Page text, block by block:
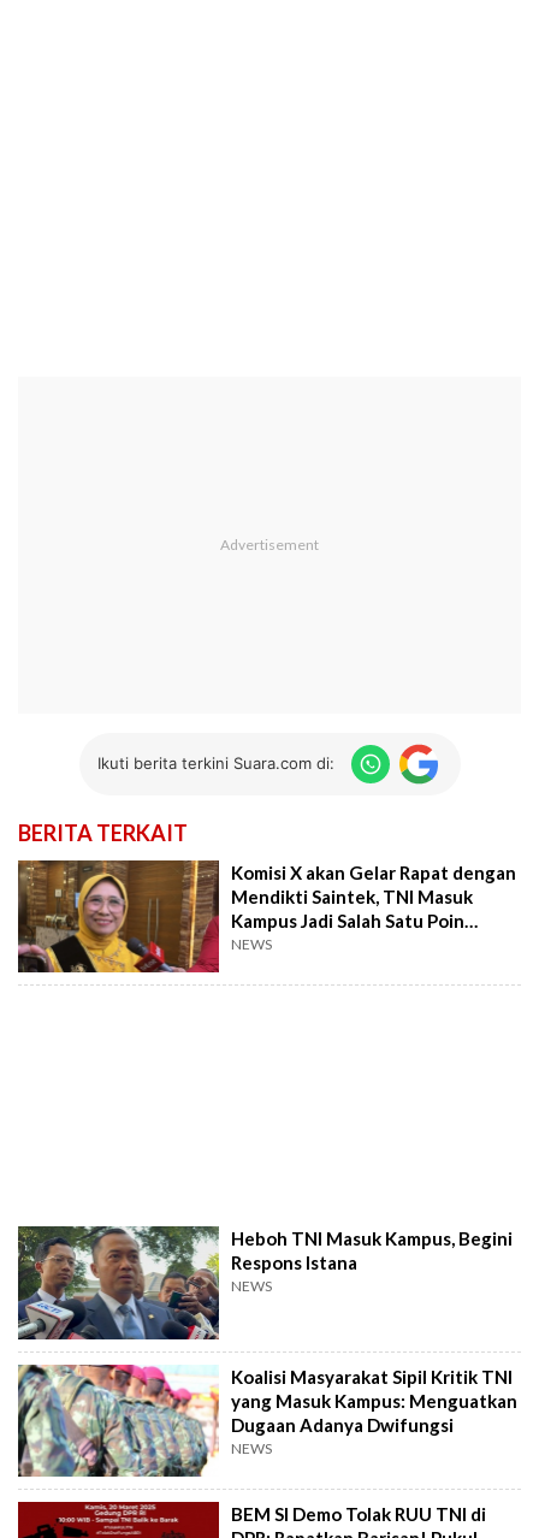
Ikuti berita terkini Suara.com di:
BERITA TERKAIT
Komisi X akan Gelar Rapat dengan
Mendikti Saintek, TNI Masuk
Kampus Jadi Salah Satu Poin
Pembahasan
NEWS
Heboh TNI Masuk Kampus, Begini
Respons Istana
NEWS
Koalisi Masyarakat Sipil Kritik TNI
yang Masuk Kampus: Menguatkan
Dugaan Adanya Dwifungsi
NEWS
BEM SI Demo Tolak RUU TNI di